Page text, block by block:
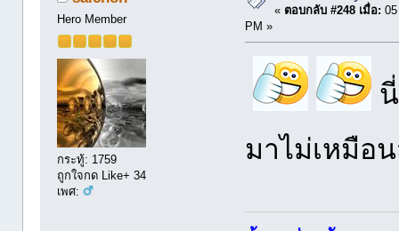
Hero Member
กระทู้: 1759
ถูกใจกด Like+ 34
เพศ:
« ตอบกลับ #248 เมื่อ:
PM »
นี่
มาไม่เหมื